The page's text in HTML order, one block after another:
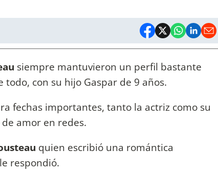
siempre mantuvieron un perfil bastante
con su hijo Gaspar de 9 años.
fechas importantes, tanto la actriz como su
amor en redes.
quien escribió una romántica
respondió.